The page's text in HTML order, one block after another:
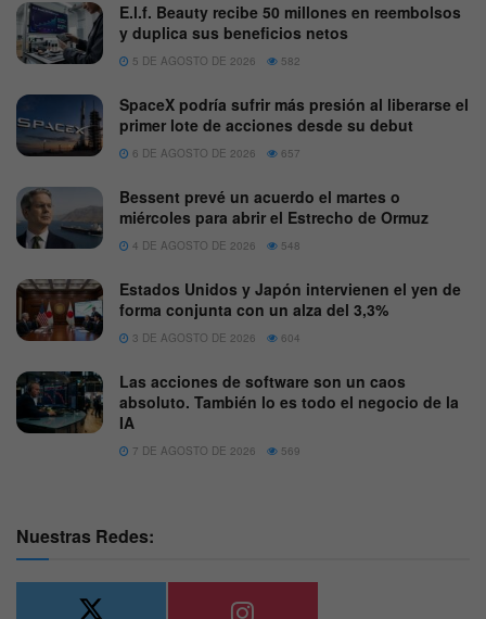
E.l.f. Beauty recibe 50 millones en reembolsos
y duplica sus beneficios netos
5 DE AGOSTO DE 2026 582
SpaceX podría sufrir más presión al liberarse el
primer lote de acciones desde su debut
6 DE AGOSTO DE 2026 657
Bessent prevé un acuerdo el martes o
miércoles para abrir el Estrecho de Ormuz
4 DE AGOSTO DE 2026 548
Estados Unidos y Japón intervienen el yen de
forma conjunta con un alza del 3,3%
3 DE AGOSTO DE 2026 604
Las acciones de software son un caos
absoluto. También lo es todo el negocio de la
IA
7 DE AGOSTO DE 2026 569
Nuestras Redes: